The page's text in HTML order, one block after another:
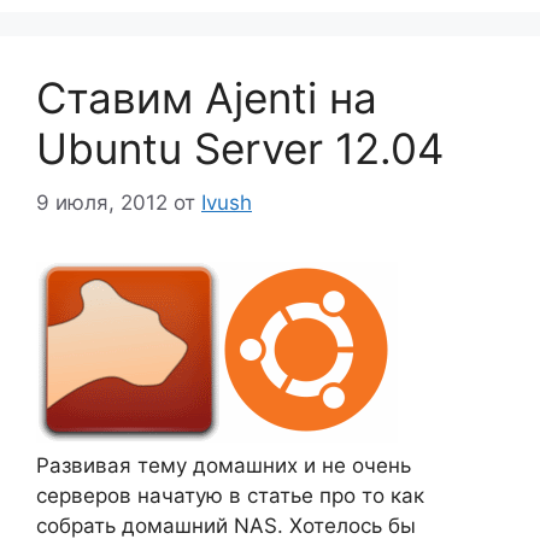
Ставим Ajenti на
Ubuntu Server 12.04
9 июля, 2012 от Ivush
Развивая тему домашних и не очень
серверов начатую в статье про то как
собрать домашний NAS. Хотелось бы